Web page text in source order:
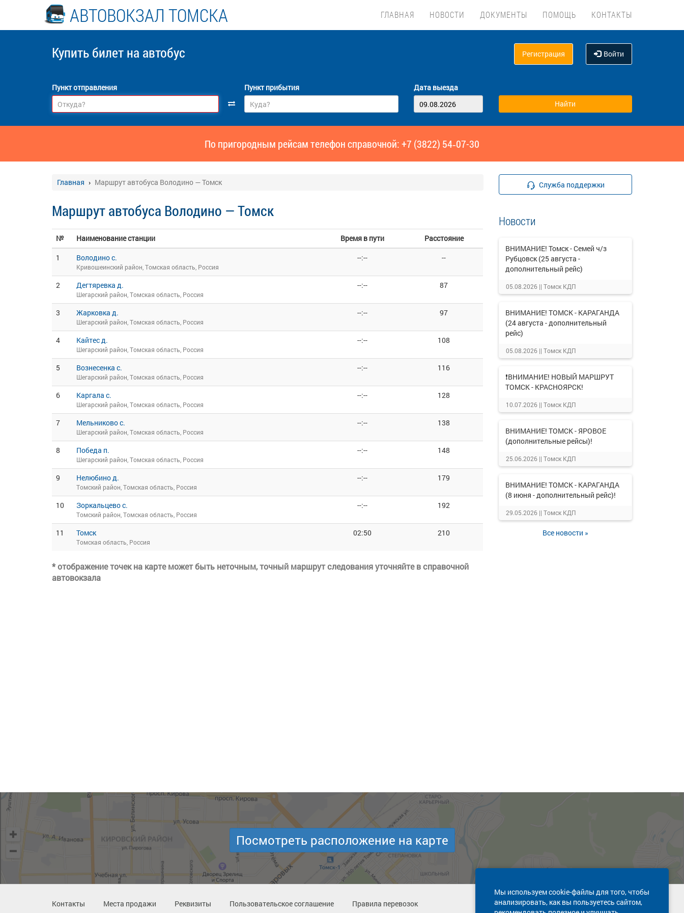
АВТОВОКЗАЛ ТОМСКА ГЛАВНАЯ НОВОСТИ ДОКУМЕНТЫ ПОМОЩЬ КОНТАКТЫ
Купить билет на автобус Регистрация Войти
Пункт отправления Пункт прибытия Дата выезда
По пригородным рейсам телефон справочной: +7 (3822) 54‑07-30
Главная Маршрут автобуса Володино — Томск
Маршрут автобуса Володино — Томск
№ Наименование станции Время в пути
Расстояние
1
Володино с.
Кривошеинский район, Томская область, Россия
--:-- --
2 Дегтяревка д.
Шегарский район, Томская область, Россия
--:-- 87
3 Жарковка д.
Шегарский район, Томская область, Россия
--:-- 97
4 Кайтес д.
Шегарский район, Томская область, Россия
--:-- 108
5 Вознесенка с.
Шегарский район, Томская область, Россия
--:-- 116
6 Каргала с.
Шегарский район, Томская область, Россия
--:-- 128
7 Мельниково с.
Шегарский район, Томская область, Россия
--:-- 138
8 Победа п.
Шегарский район, Томская область, Россия
--:-- 148
9 Нелюбино д.
Томский район, Томская область, Россия
--:-- 179
10 Зоркальцево с.
Томский район, Томская область, Россия
--:-- 192
11 Томск
Томская область, Россия
02:50 210
* отображение точек на карте может быть неточным, точный маршрут следования уточняйте в справочной
автовокзала
Служба поддержки
Новости
ВНИМАНИЕ! Томск - Семей ч/з
Рубцовск (25 августа -
дополнительный рейс)
05.08.2026 || Томск КДП
ВНИМАНИЕ! ТОМСК - КАРАГАНДА
(24 августа - дополнительный
рейс)
05.08.2026 || Томск КДП
❗ВНИМАНИЕ! НОВЫЙ МАРШРУТ
ТОМСК - КРАСНОЯРСК!
10.07.2026 || Томск КДП
ВНИМАНИЕ! ТОМСК - ЯРОВОЕ
(дополнительные рейсы)!
25.06.2026 || Томск КДП
ВНИМАНИЕ! ТОМСК - КАРАГАНДА
(8 июня - дополнительный рейс)!
29.05.2026 || Томск КДП
Все новости »
Мы используем cookie-файлы для того, чтобы
анализировать, как вы пользуетесь сайтом,
Посмотреть расположение на карте
Контакты Места продажи Реквизиты Пользовательское соглашение Правила перевозок Техническая поддержка сайта